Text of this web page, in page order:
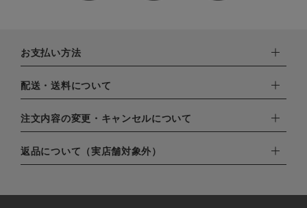
お支払い方法
下記お支払い方法よりお選びいただけます。
・クレジットカード（VISA,mastercard,JCB,AMERICAN
EXPRESS,Diners Club）
・amazonペイメント
・楽天ペイ
・PayPay
配送・送料について
配達業者：日本郵便
北海道：1,400円
注文内容の変更・キャンセルについて
ご注文日当日から翌日のAM9:00までにご連絡頂いた場合はキャ
ンセルは可能です。
返品について（実店舗対象外）